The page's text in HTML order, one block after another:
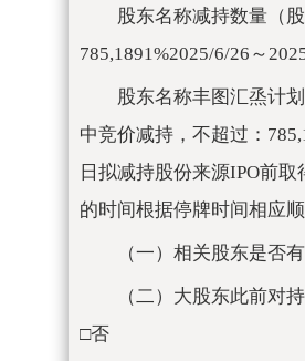
股东名称减持数量（
785,1891%2025/6/26～
股东名称丰图汇烝计
中竞价减持，不超过：
日拟减持股份来源IPO前
的时间根据停牌时间相应
（一）相关股东是否
（二）大股东此前对
□否